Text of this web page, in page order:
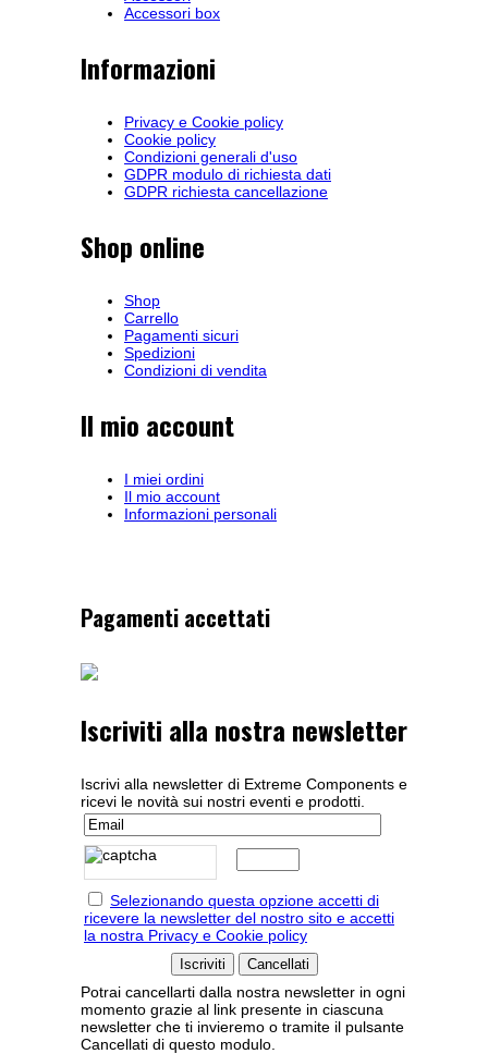
Accessori box
Informazioni
Privacy e Cookie policy
Cookie policy
Condizioni generali d'uso
GDPR modulo di richiesta dati
GDPR richiesta cancellazione
Shop online
Shop
Carrello
Pagamenti sicuri
Spedizioni
Condizioni di vendita
Il mio account
I miei ordini
Il mio account
Informazioni personali
Pagamenti accettati
Iscriviti alla nostra newsletter
Iscrivi alla newsletter di Extreme Components e
ricevi le novità sui nostri eventi e prodotti.
Selezionando questa opzione accetti di
ricevere la newsletter del nostro sito e accetti
la nostra Privacy e Cookie policy
Potrai cancellarti dalla nostra newsletter in ogni
momento grazie al link presente in ciascuna
newsletter che ti invieremo o tramite il pulsante
Cancellati di questo modulo.